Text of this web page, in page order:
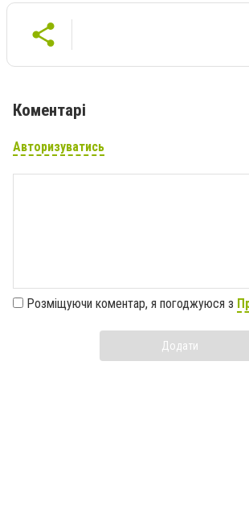
Коментарі
Авторизуватись
Розміщуючи коментар, я погоджуюся з
Додати